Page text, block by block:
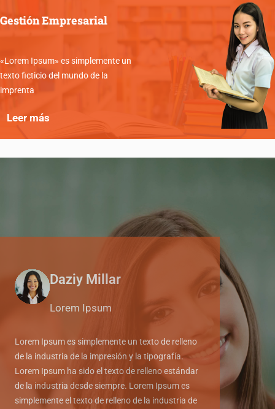
Gestión Empresarial
«Lorem Ipsum» es simplemente un
texto ficticio del mundo de la
imprenta
Leer más
Daziy Millar
Lorem Ipsum
Lorem Ipsum es simplemente un texto de relleno
de la industria de la impresión y la tipografía.
Lorem Ipsum ha sido el texto de relleno estándar
de la industria desde siempre. Lorem Ipsum es
simplemente el texto de relleno de la industria de